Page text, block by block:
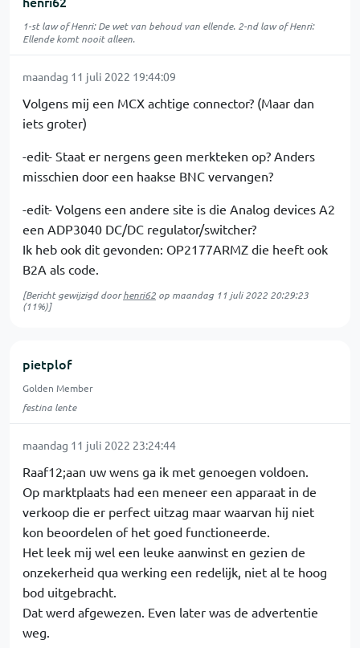
1-st law of Henri: De wet van behoud van ellende. 2-nd law of Henri:
Ellende komt nooit alleen.
maandag 11 juli 2022 19:44:09
Volgens mij een MCX achtige connector? (Maar dan
iets groter)
-edit- Staat er nergens geen merkteken op? Anders
misschien door een haakse BNC vervangen?
-edit- Volgens een andere site is die Analog devices A2
een ADP3040 DC/DC regulator/switcher?
Ik heb ook dit gevonden: OP2177ARMZ die heeft ook
B2A als code.
[Bericht gewijzigd doorhenri62 op maandag 11 juli 2022 20:29:23
(11%)]
pietplof
Golden Member
festina lente
maandag 11 juli 2022 23:24:44
Raaf12;aan uw wens ga ik met genoegen voldoen.
Op marktplaats had een meneer een apparaat in de
verkoop die er perfect uitzag maar waarvan hij niet
kon beoordelen of het goed functioneerde.
Het leek mij wel een leuke aanwinst en gezien de
onzekerheid qua werking een redelijk, niet al te hoog
bod uitgebracht.
Dat werd afgewezen. Even later was de advertentie
weg.